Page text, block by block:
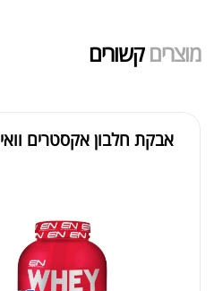
מוצרים קשורים
אבקת חלבון אקסטרים וואי